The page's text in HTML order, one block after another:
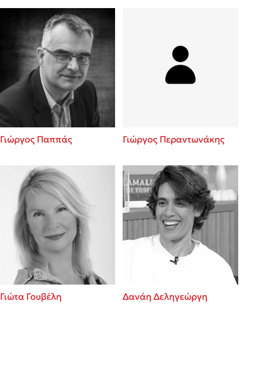
Γιώργος Παππάς Γιώργος Περαντωνάκης
Γιώτα Γουβέλη Δανάη Δεληγεώργη